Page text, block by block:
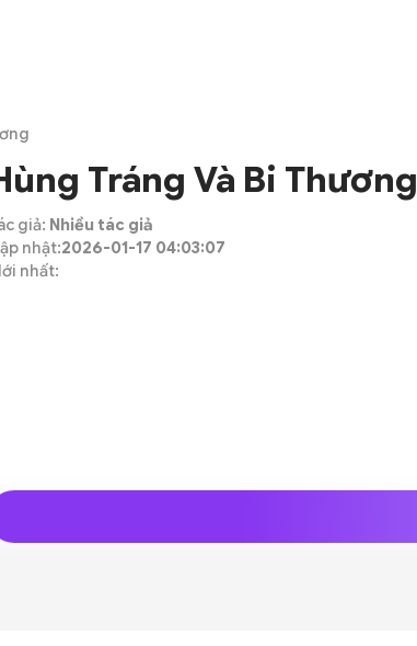
Tráng Và Bi Thương
giả: Nhiều tác giả
nhật:2026-01-17 04:03:07
nhất: